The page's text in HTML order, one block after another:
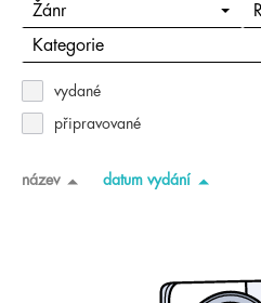
Žánr
Kategorie
vydané
připravované
název datum vydání